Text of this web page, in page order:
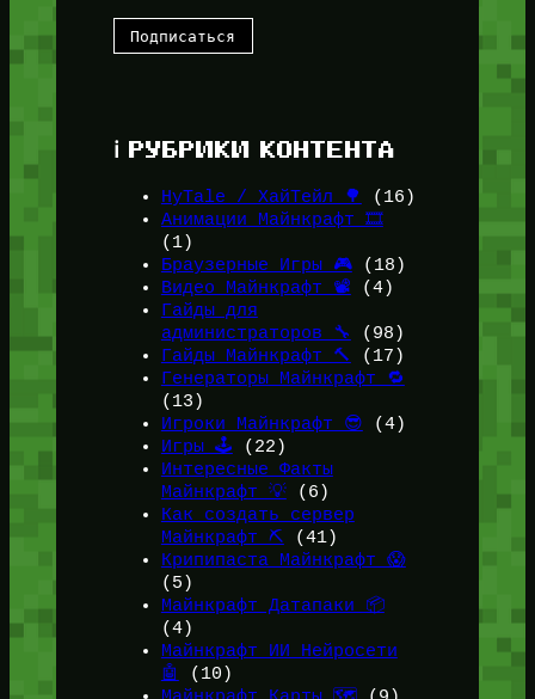
ℹ️ РУБРИКИ КОНТЕНТА
HyTale / ХайТейл 🌳
(16)
Анимации Майнкрафт 🎞️
(1)
Браузерные Игры 🎮(18)
Видео Майнкрафт 📽️ (4)
Гайды для
администраторов 🔧
(98)
Гайды Майнкрафт 🔨
(17)
Генераторы Майнкрафт 🔁
(13)
Игроки Майнкрафт 😎 (4)
Игры 🕹️ (22)
Интересные Факты
Майнкрафт 💡(6)
Как создать сервер
Майнкрафт ⛏️ (41)
Крипипаста Майнкрафт 😱
(5)
Майнкрафт Датапаки 📦
(4)
Майнкрафт ИИ Нейросети
🤖
(10)